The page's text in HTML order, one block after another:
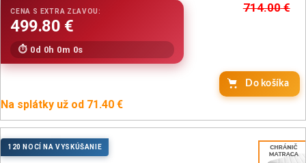
714.00€
0d 0h 0m 0s
Do košíka
Na splátky už od 71.40 €
120 NOCÍ NA VYSKÚŠANIE